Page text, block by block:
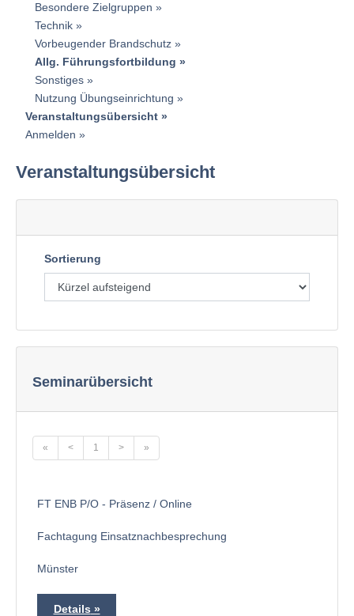
Besondere Zielgruppen
Technik
Vorbeugender Brandschutz
Allg. Führungsfortbildung
Sonstiges
Nutzung Übungseinrichtung
Veranstaltungsübersicht
Anmelden
Veranstaltungsübersicht
Sortierung
Seminarübersicht
« < 1 > »
FT ENB P/O - Präsenz / Online
Fachtagung Einsatznachbesprechung
Münster
Details